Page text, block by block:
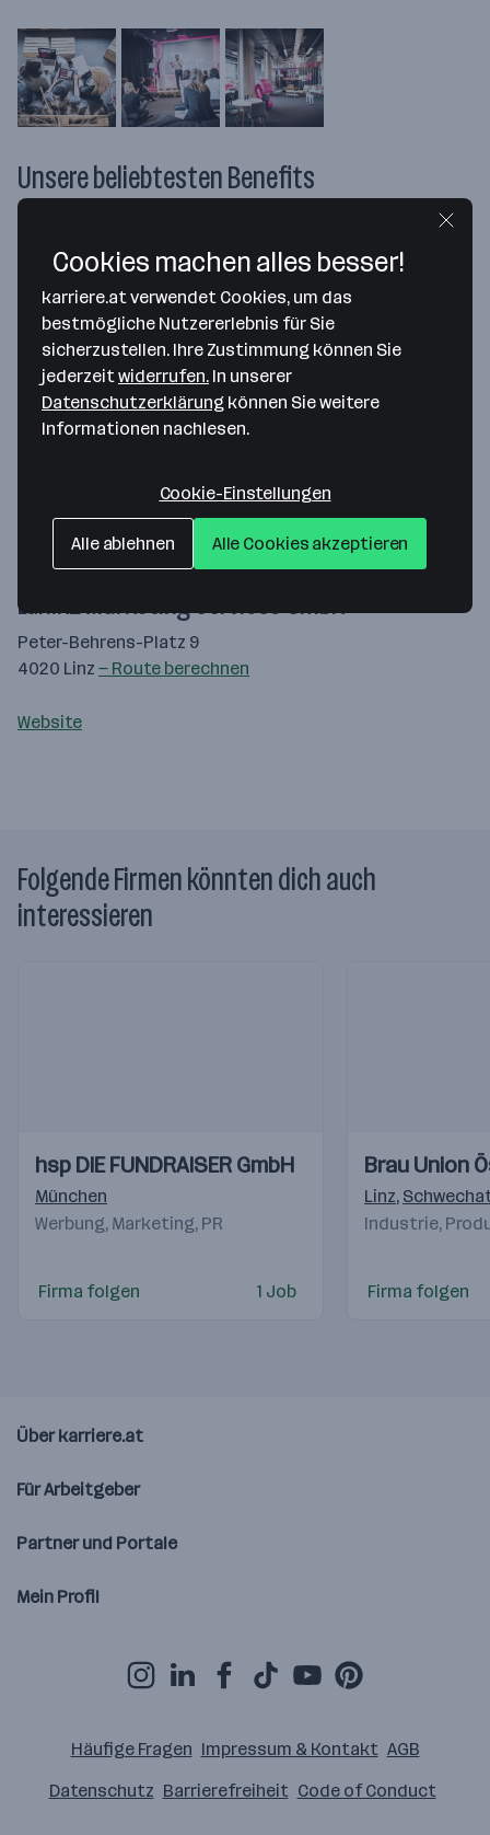
Unsere beliebtesten Benefits
Team-Events
Lunik2 Marketing Services GmbH
Peter-Behrens-Platz 9
4020 Linz — Route berechnen
Website
Folgende Firmen könnten dich auch
interessieren
Videos
Einblicke
Einblicke
hsp DIE FUNDRAISER GmbH
München
Werbung, Marketing, PR
Firma folgen 1 Job
Videos
Einblicke
Einblicke
Brau Union
Linz,
Industrie,
Firma folgen
Über karriere.at
Für Arbeitgeber
Partner und Portale
Mein Profil
Häufige Fragen Impressum & Kontakt AGB
Datenschutz Barrierefreiheit Code of Conduct
Cookies machen alles besser!
karriere.at verwendet Cookies, um das
bestmögliche Nutzererlebnis für Sie
sicherzustellen. Ihre Zustimmung können Sie
jederzeitwiderrufen. In unserer
Datenschutzerklärung können Sie weitere
Informationen nachlesen.
Cookie-Einstellungen
Alle ablehnen Alle Cookies akzeptieren